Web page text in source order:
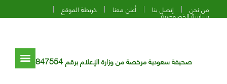
من نحن إتصل بنا أعلن معنا خريطة الموقع
سياسة الخصوصية
صحيفة سعودية مرخصة من وزارة الإعلام برقم 847554